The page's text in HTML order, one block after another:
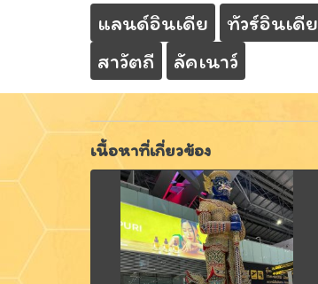
แลนด์อินเดีย ทัวร์อินเดีย
สาวัตถี
ลัคเนาว์
เนื้อหาที่เกี่ยวข้อง